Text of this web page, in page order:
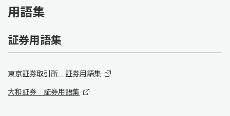
用語集
証券用語集
東京証券取引所 証券用語集
大和証券 証券用語集